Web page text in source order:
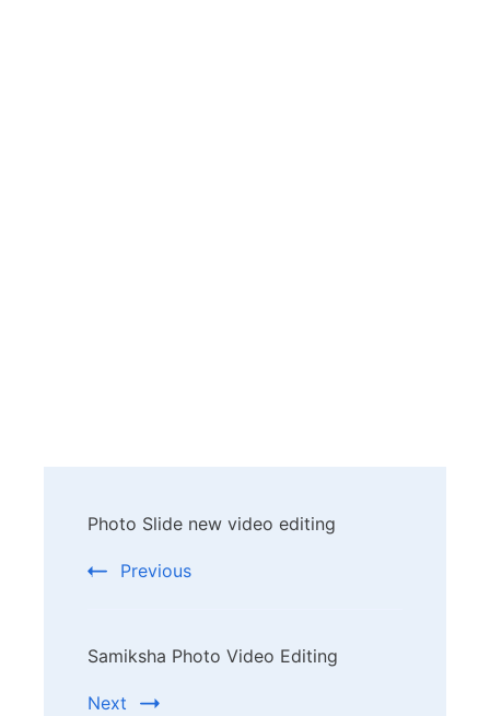
Navigation
Photo Slide new video editing
Previous
Samiksha Photo Video Editing
Next